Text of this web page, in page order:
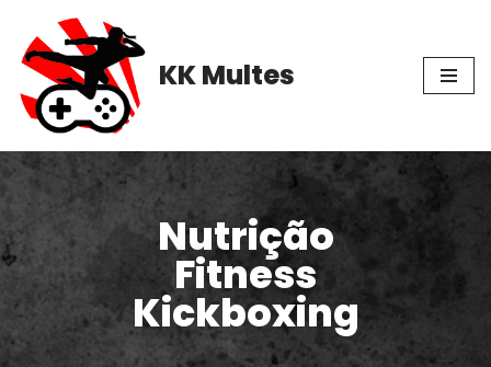
Pular
para
o
conteúdo
KK Multes
Nutrição
Fitness
Kickboxing